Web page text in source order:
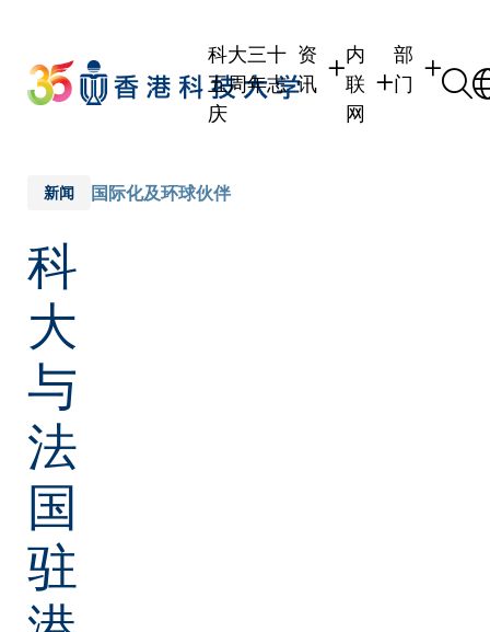
main
content
科大三十
五周年志
庆
资
讯
内
联
网
部
门
新闻 国际化及环球伙伴
科
大
与
法
国
驻